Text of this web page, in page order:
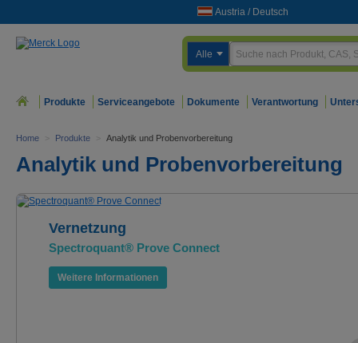
Austria / Deutsch
Alle
Produkte Serviceangebote Dokumente Verantwortung
Home > Produkte > Analytik und Probenvorbereitung
Analytik und Probenvorbereitung
Vernetzung
Spectroquant® Prove Connect
Weitere Informationen